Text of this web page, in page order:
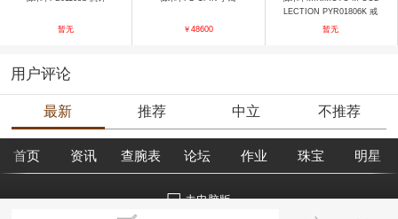
暂无 ￥48600
LECTION PYR01806K 戒
指
暂无
用户评论
最新 推荐 中立 不推荐
首页 资讯 查腕表 论坛 作业 珠宝 明星
去电脑版